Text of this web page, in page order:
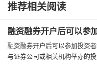
推荐相关阅读
融资融券开户后可以参
融资融券开户后可以参加投资
与证券公司或相关机构举办的